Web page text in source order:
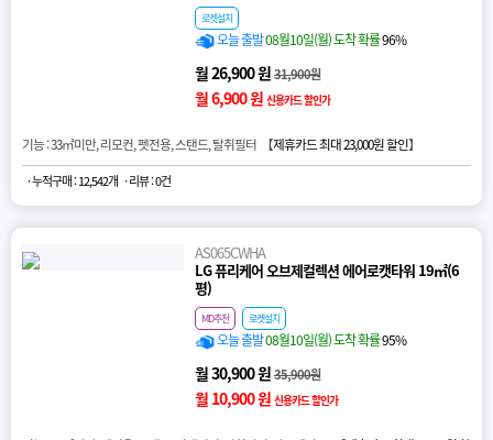
로켓설치
오늘 출발08월10일(월) 도착 확률96%
월 26,900 원31,900원
월 6,900 원 신용카드 할인가
기능 : 33㎡미만, 리모컨, 펫전용, 스탠드, 탈취필터 【제휴카드 최대 23,000원 할인】
· 누적구매 : 12,542개 · 리뷰 : 0건
AS065CWHA
LG 퓨리케어 오브제컬렉션 에어로캣타워 19㎡(6
평)
MD추천 로켓설치
오늘 출발08월10일(월) 도착 확률95%
월 30,900 원35,900원
월 10,900 원 신용카드 할인가